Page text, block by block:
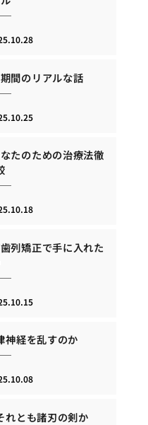
間のリアルな話
たのための治療法徹
列矯正で手に入れた
神経を乱すのか
れとも諸刃の剣か